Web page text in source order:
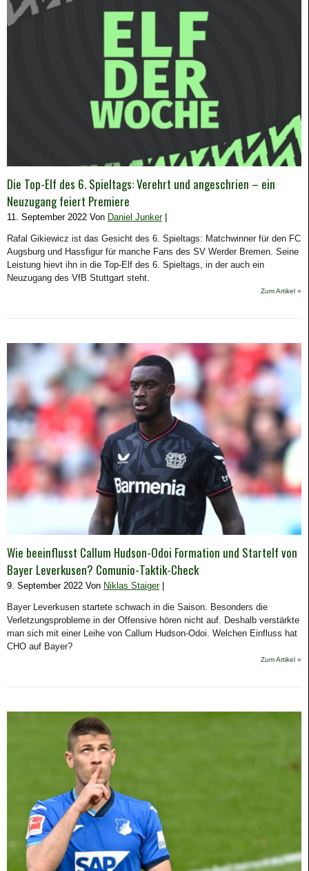
Die Top-Elf des 6. Spieltags: Verehrt und angeschrien – ein
Neuzugang feiert Premiere
11. September 2022 Von Daniel Junker|
Rafal Gikiewicz ist das Gesicht des 6. Spieltags: Matchwinner für den FC
Augsburg und Hassfigur für manche Fans des SV Werder Bremen. Seine
Leistung hievt ihn in die Top-Elf des 6. Spieltags, in der auch ein
Neuzugang des VfB Stuttgart steht.
Zum Artikel »
Wie beeinflusst Callum Hudson-Odoi Formation und Startelf von
Bayer Leverkusen? Comunio-Taktik-Check
9. September 2022 Von Niklas Staiger|
Bayer Leverkusen startete schwach in die Saison. Besonders die
Verletzungsprobleme in der Offensive hören nicht auf. Deshalb verstärkte
man sich mit einer Leihe von Callum Hudson-Odoi. Welchen Einfluss hat
CHO auf Bayer?
Zum Artikel »